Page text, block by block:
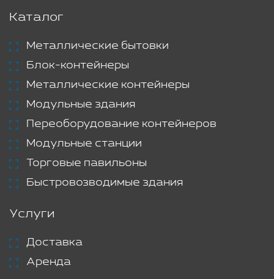
Каталог
Металлические бытовки
Блок-контейнеры
Металлические контейнеры
Модульные здания
Переоборудование контейнеров
Модульные станции
Торговые павильоны
Быстровозводимые здания
Услуги
Доставка
Аренда